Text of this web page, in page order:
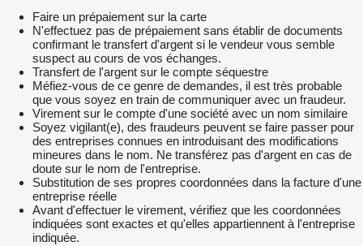
Faire un prépaiement sur la carte
N'effectuez pas de prépaiement sans établir de documents
confirmant le transfert d'argent si le vendeur vous semble
suspect au cours de vos échanges.
Transfert de l'argent sur le compte séquestre
Méfiez-vous de ce genre de demandes, il est très probable
que vous soyez en train de communiquer avec un fraudeur.
Virement sur le compte d'une société avec un nom similaire
Soyez vigilant(e), des fraudeurs peuvent se faire passer pour
des entreprises connues en introduisant des modifications
mineures dans le nom. Ne transférez pas d'argent en cas de
doute sur le nom de l'entreprise.
Substitution de ses propres coordonnées dans la facture d'une
entreprise réelle
Avant d'effectuer le virement, vérifiez que les coordonnées
indiquées sont exactes et qu'elles appartiennent à l'entreprise
indiquée.